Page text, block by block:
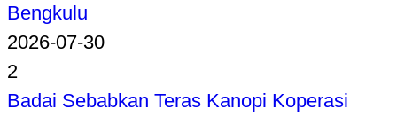
Bengkulu
2026-07-30
2
Badai Sebabkan Teras Kanopi Koperasi